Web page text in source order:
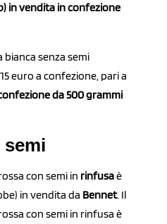
in vendita in confezione
bianca senza semi
euro a confezione, pari a
da 500 grammi
semi
con semi in rinfusaè
in vendita da Bennet. Il
con semi in rinfusa è